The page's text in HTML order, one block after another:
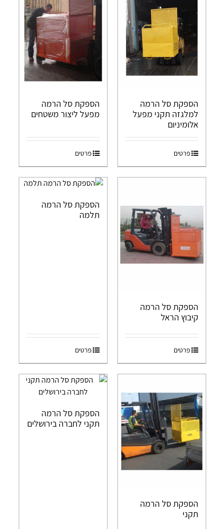
הספקת סל הרמה
למלגזה תקני מפעל
אלומיניום
פרטים
הספקת סל הרמה
מפעל ליצור משטחים
פרטים
הספקת סל הרמה
קיבוץ הראל
פרטים
הספקת סל הרמה
תלמה
פרטים
הספקת סל הרמה
תקני
הספקת סל הרמה
תקני לחברה בירושלים